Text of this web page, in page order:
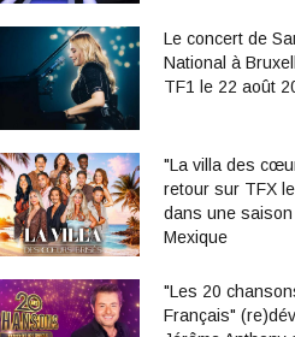
Le concert de
National à
TF1 le 22 août
"La villa des
retour sur TFX
dans une
Mexique
"Les 20
Français"